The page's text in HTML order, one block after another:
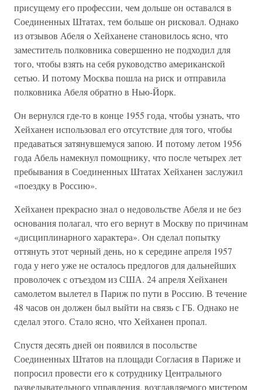
присущему его профессии, чем дольше он оставался в
Соединенных Штатах, тем больше он рисковал. Однако
из отзывов Абеля о Хейханене становилось ясно, что
заместитель полковника совершенно не подходил для
того, чтобы взять на себя руководство американской
сетью. И потому Москва пошла на риск и отправила
полковника Абеля обратно в Нью-Йорк.
Он вернулся где-то в конце 1955 года, чтобы узнать, что
Хейханен использовал его отсутствие для того, чтобы
предаваться затянувшемуся запою. И потому летом 1956
года Абель намекнул помощнику, что после четырех лет
пребывания в Соединенных Штатах Хейханен заслужил
«поездку в Россию».
Хейханен прекрасно знал о недовольстве Абеля и не без
основания полагал, что его вернут в Москву по причинам
«дисциплинарного характера». Он сделал попытку
оттянуть этот черный день, но к середине апреля 1957
года у него уже не осталось предлогов для дальнейших
проволочек с отъездом из США. 24 апреля Хейханен
самолетом вылетел в Париж по пути в Россию. В течение
48 часов он должен был выйти на связь с ГБ. Однако не
сделал этого. Стало ясно, что Хейханен пропал.
Спустя десять дней он появился в посольстве
Соединенных Штатов на площади Согласия в Париже и
попросил провести его к сотруднику Центрального
разведывательного управления, возглавляемого мистером